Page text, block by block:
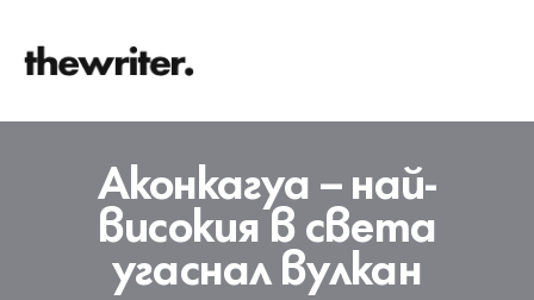
Аконкагуа – най-
високия в света
угаснал вулкан